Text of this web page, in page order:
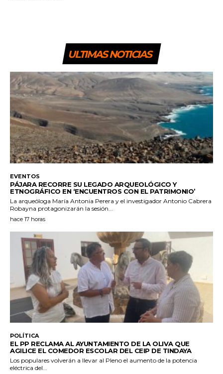
ULTIMAS NOTICIAS
EVENTOS
PÁJARA RECORRE SU LEGADO ARQUEOLÓGICO Y
ETNOGRÁFICO EN ‘ENCUENTROS CON EL PATRIMONIO’
La arqueóloga María Antonia Perera y el investigador Antonio Cabrera
Robayna protagonizarán la sesión...
hace 17 horas
POLÍTICA
EL PP RECLAMA AL AYUNTAMIENTO DE LA OLIVA QUE
AGILICE EL COMEDOR ESCOLAR DEL CEIP DE TINDAYA
Los populares volverán a llevar al Pleno el aumento de la potencia
eléctrica del...